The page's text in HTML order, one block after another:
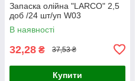
Запаска олійна "LARCO" 2,5
доб /24 шт/уп W03
В наявності
32,28 ₴ 37,53 ₴
Купити